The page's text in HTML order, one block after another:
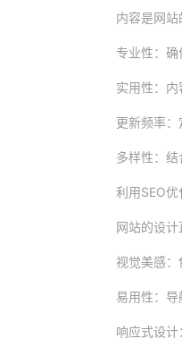
内容是网
专业性：确
实用性：内
更新频率：
多样性：结
利用SEO
网站的设
视觉美感：
易用性：导
响应式设计